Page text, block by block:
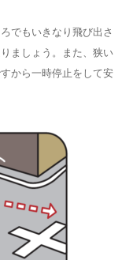
でもいきなり飛び出さ
ましょう。また、狭い
から一時停止をして安